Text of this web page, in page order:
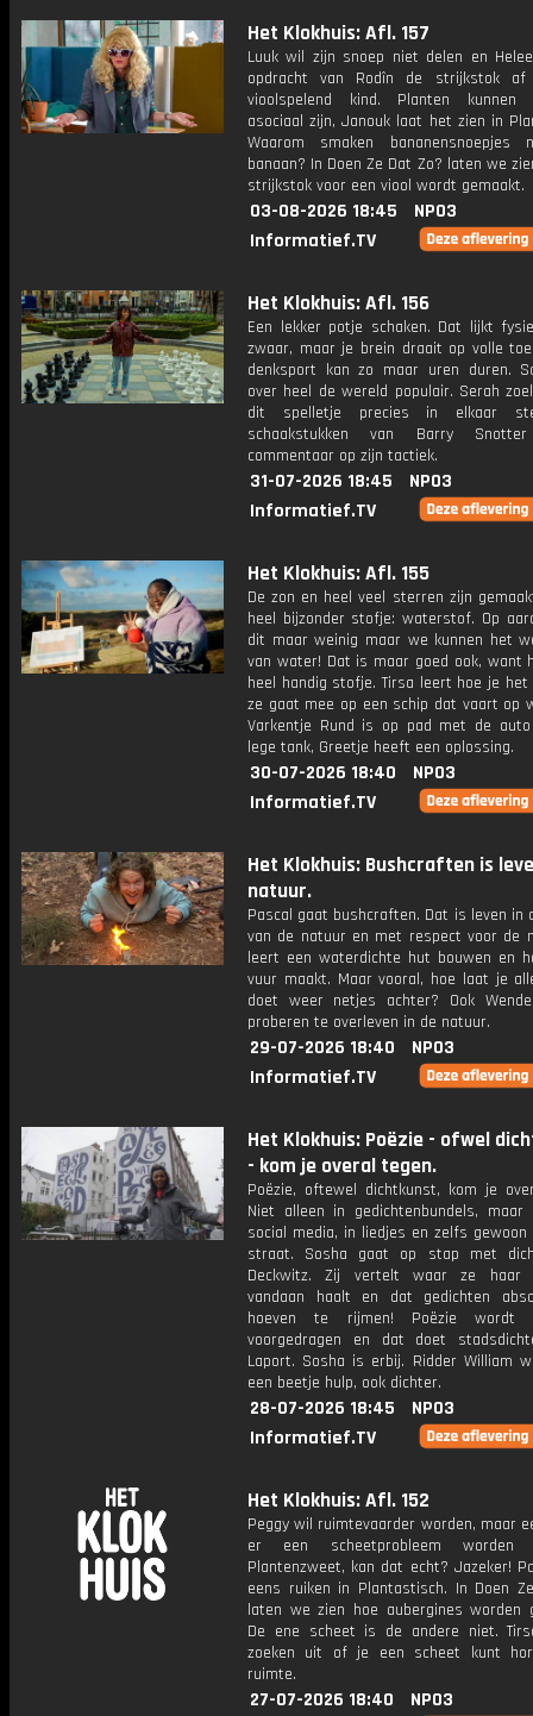
Het Klokhuis: Afl. 157
Luuk wil zijn snoep niet delen en
opdracht van Rodîn de strijkstok
vioolspelend kind. Planten kunnen
asociaal zijn, Janouk laat het zien in
Waarom smaken bananensnoepjes
banaan? In Doen Ze Dat Zo? laten we
strijkstok voor een viool wordt gemaakt.
03-08-2026 18:45
NPO3
Informatief.TV
Het Klokhuis: Afl. 156
Een lekker potje schaken. Dat lijkt
zwaar, maar je brein draait op volle
denksport kan zo maar uren duren.
over heel de wereld populair. Serah
dit spelletje precies in elkaar
schaakstukken van Barry
commentaar op zijn tactiek.
31-07-2026 18:45
NPO3
Informatief.TV
Het Klokhuis: Afl. 155
De zon en heel veel sterren zijn
heel bijzonder stofje: waterstof. Op
dit maar weinig maar we kunnen het
van water! Dat is maar goed ook, want
heel handig stofje. Tirsa leert hoe je
ze gaat mee op een schip dat vaart op
Varkentje Rund is op pad met de
lege tank, Greetje heeft een oplossing.
30-07-2026 18:40
NPO3
Informatief.TV
Het Klokhuis: Bushcraften is
natuur.
Pascal gaat bushcraften. Dat is leven in
van de natuur en met respect voor de
leert een waterdichte hut bouwen en
vuur maakt. Maar vooral, hoe laat je
doet weer netjes achter? Ook
proberen te overleven in de natuur.
29-07-2026 18:40
NPO3
Informatief.TV
Het Klokhuis: Poëzie - ofwel
- kom je overal tegen.
Poëzie, oftewel dichtkunst, kom je
Niet alleen in gedichtenbundels,
social media, in liedjes en zelfs
straat. Sosha gaat op stap met
Deckwitz. Zij vertelt waar ze haar
vandaan haalt en dat gedichten
hoeven te rijmen! Poëzie wordt
voorgedragen en dat doet
Laport. Sosha is erbij. Ridder William
een beetje hulp, ook dichter.
28-07-2026 18:45
NPO3
Informatief.TV
Het Klokhuis: Afl. 152
Peggy wil ruimtevaarder worden, maar
er een scheetprobleem worden
Plantenzweet, kan dat echt? Jazeker!
eens ruiken in Plantastisch. In Doen
laten we zien hoe aubergines worden
De ene scheet is de andere niet.
zoeken uit of je een scheet kunt
ruimte.
27-07-2026 18:40
NPO3